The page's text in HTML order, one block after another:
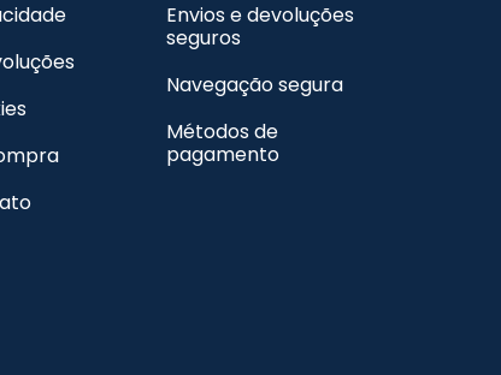
Envios e devoluções
seguros
Navegação segura
Métodos de
pagamento